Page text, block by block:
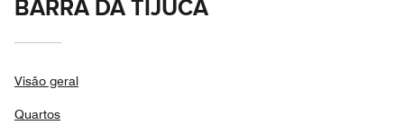
BARRA DA TIJUCA
Visão geral
Quartos